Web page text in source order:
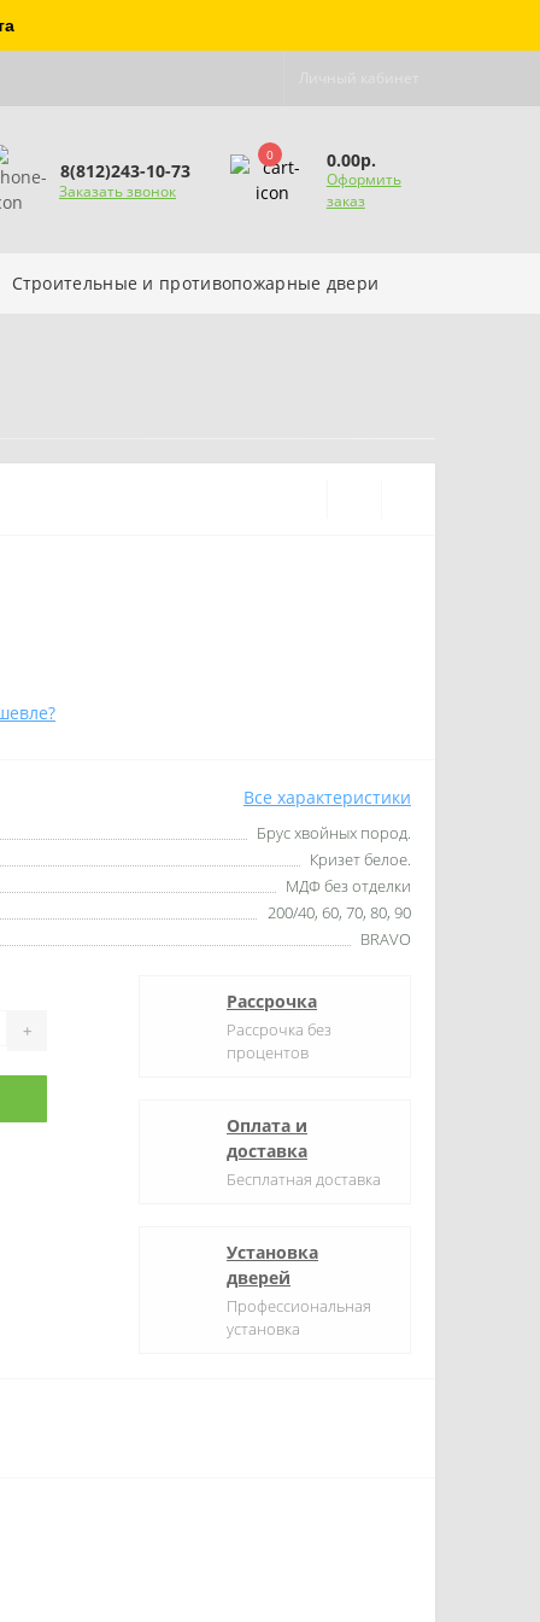
8(812)243-10-73
Заказать звонок
0 0.00р.
Оформить
заказ
Строительные и противопожарные двери
Все характеристики
Брус хвойных пород.
Кризет белое.
МДФ без отделки
200/40, 60, 70, 80, 90
BRAVO
+
Рассрочка
Рассрочка без
процентов
Оплата и
доставка
Бесплатная доставка
Установка
дверей
Профессиональная
установка